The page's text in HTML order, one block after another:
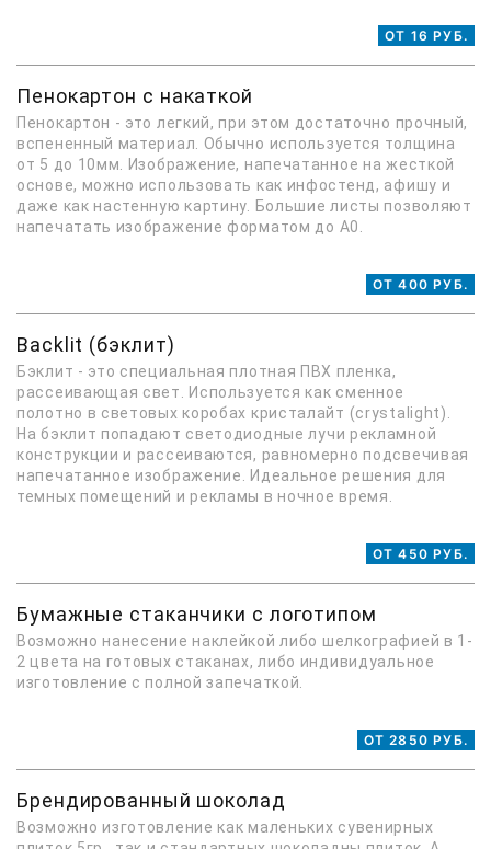
ОТ 16 РУБ.
Пенокартон с накаткой
Пенокартон - это легкий, при этом достаточно прочный,
вспененный материал. Обычно используется толщина
от 5 до 10мм. Изображение, напечатанное на жесткой
основе, можно использовать как инфостенд, афишу и
даже как настенную картину. Большие листы позволяют
напечатать изображение форматом до А0.
ОТ 400 РУБ.
Backlit (бэклит)
Бэклит - это специальная плотная ПВХ пленка,
рассеивающая свет. Используется как сменное
полотно в световых коробах кристалайт (сrystalight).
На бэклит попадают светодиодные лучи рекламной
конструкции и рассеиваются, равномерно подсвечивая
напечатанное изображение. Идеальное решения для
темных помещений и рекламы в ночное время.
ОТ 450 РУБ.
Бумажные стаканчики с логотипом
Возможно нанесение наклейкой либо шелкографией в 1-
2 цвета на готовых стаканах, либо индивидуальное
изготовление с полной запечаткой.
ОТ 2850 РУБ.
Брендированный шоколад
Возможно изготовление как маленьких сувенирных